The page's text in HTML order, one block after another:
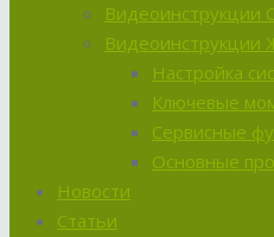
Видеоинструкции
Видеоинструкции
Настройка
Ключевые
Сервисные
Основные
Новости
Статьи